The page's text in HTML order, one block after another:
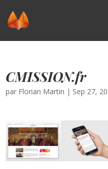
CMISSION.fr
par Florian Martin | Sep 27,